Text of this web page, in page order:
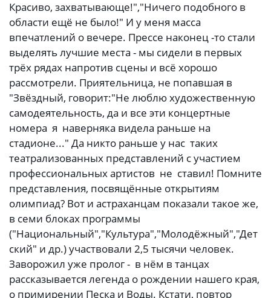
Красиво, захватывающе!","Ничего подобного в
области ещё не было!" И у меня масса
впечатлений о вечере. Прессе наконец -то стали
выделять лучшие места - мы сидели в первых
трёх рядах напротив сцены и всё хорошо
рассмотрели. Приятельница, не попавшая в
"Звёздный, говорит:"Не люблю художественную
самодеятельность, да и все эти концертные
номера я наверняка видела раньше на
стадионе..." Да никто раньше у нас таких
театрализованных представлений с участием
профессиональных артистов не ставил! Помните
представления, посвящённые открытиям
олимпиад? Вот и астраханцам показали такое же,
в семи блоках программы
("Национальный","Культура","Молодёжный","Дет
ский" и др.) участвовали 2,5 тысячи человек.
Заворожил уже пролог - в нём в танцах
рассказывается легенда о рождении нашего края,
о примирении Песка и Воды. Кстати, повтор